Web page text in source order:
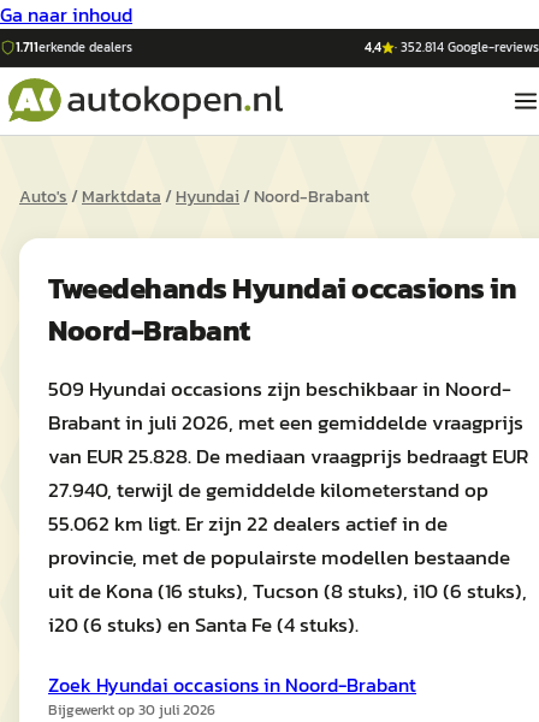
Ga naar inhoud
1.711erkende dealers 4,4 ·352.814Google-reviews
Auto's/Marktdata/Hyundai/Noord-Brabant
TweedehandsHyundaioccasions in
Noord-Brabant
509 Hyundai occasions zijn beschikbaar in Noord-
Brabant in juli 2026, met een gemiddelde vraagprijs
van EUR 25.828. De mediaan vraagprijs bedraagt EUR
27.940, terwijl de gemiddelde kilometerstand op
55.062 km ligt. Er zijn 22 dealers actief in de
provincie, met de populairste modellen bestaande
uit de Kona (16 stuks), Tucson (8 stuks), i10 (6 stuks),
i20 (6 stuks) en Santa Fe (4 stuks).
Zoek Hyundai occasions in Noord-Brabant
Bijgewerkt op30 juli 2026